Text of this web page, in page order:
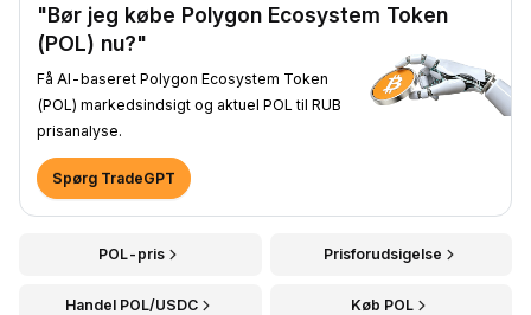
"Bør jeg købe Polygon Ecosystem Token
(POL) nu?"
Få AI-baseret Polygon Ecosystem Token
(POL) markedsindsigt og aktuel POL til RUB
prisanalyse.
Spørg TradeGPT
POL-pris Prisforudsigelse
Handel POL/USDC Køb POL